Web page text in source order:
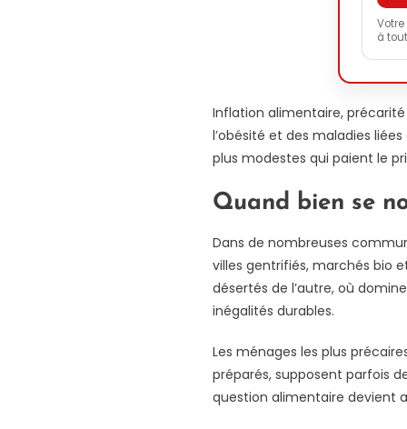
à
Inflation alimentaire,
l’obésité et des maladies
plus modestes qui paient le
Quand bien se
Dans de nombreuses
villes gentrifiés, marchés bio
désertés de l’autre, où
inégalités durables.
Les ménages les plus
préparés, supposent parfois
question alimentaire devient